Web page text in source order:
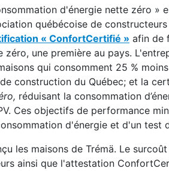
d'énergie nette zéro »
québécoise de
« ConfortCertifié » afin de
zéro, une première au pays.
qui consomment 25 %
construction du Québec; et la
réduisant la consommation
Ces objectifs de performance
d'énergie et d'un test
les maisons de Trémä. Le
ainsi que l'attestation